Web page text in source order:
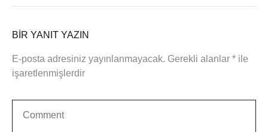
BIR YANIT YAZIN
E-posta adresiniz yayınlanmayacak. Gerekli alanlar * ile
işaretlenmişlerdir